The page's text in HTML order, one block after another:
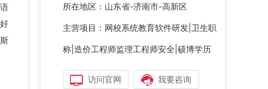
所在地区： 山东省-济南市-高新区
主营项目： 网校系统教育软件研发|卫生职
称|造价工程师监理工程师安全|硕博学历
访问官网 我要咨询